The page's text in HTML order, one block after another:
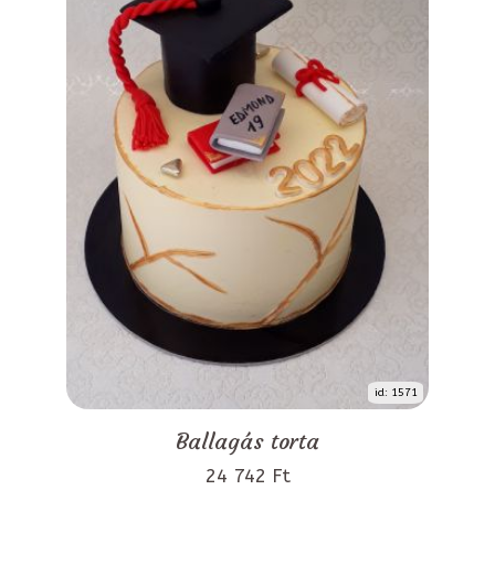
id: 1571
Ballagás torta
24 742 Ft